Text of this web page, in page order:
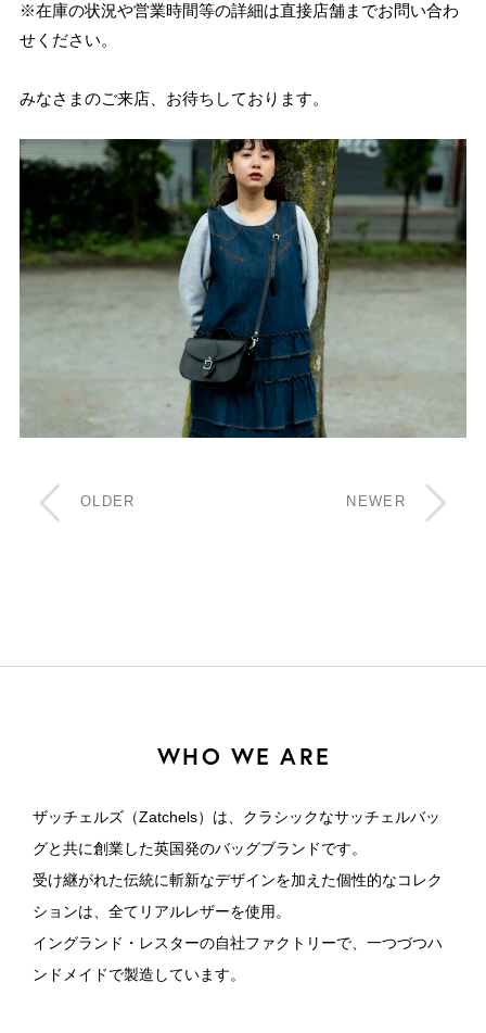
※在庫の状況や営業時間等の詳細は直接店舗までお問い合わ
せください。
みなさまのご来店、お待ちしております。
OLDER NEWER
WHO WE ARE
ザッチェルズ（Zatchels）は、クラシックなサッチェルバッ
グと共に創業した英国発のバッグブランドです。
受け継がれた伝統に斬新なデザインを加えた個性的なコレク
ションは、全てリアルレザーを使用。
イングランド・レスターの自社ファクトリーで、一つづつハ
ンドメイドで製造しています。